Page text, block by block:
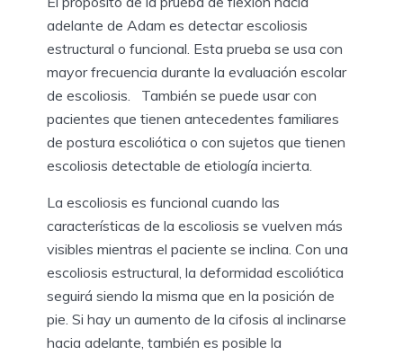
adelante de Adam es detectar escoliosis
estructural o funcional. Esta prueba se usa con
mayor frecuencia durante la evaluación escolar
de escoliosis. También se puede usar con
pacientes que tienen antecedentes familiares
de postura escoliótica o con sujetos que tienen
escoliosis detectable de etiología incierta.
La escoliosis es funcional cuando las
características de la escoliosis se vuelven más
visibles mientras el paciente se inclina. Con una
escoliosis estructural, la deformidad escoliótica
seguirá siendo la misma que en la posición de
pie. Si hay un aumento de la cifosis al inclinarse
hacia adelante, también es posible la